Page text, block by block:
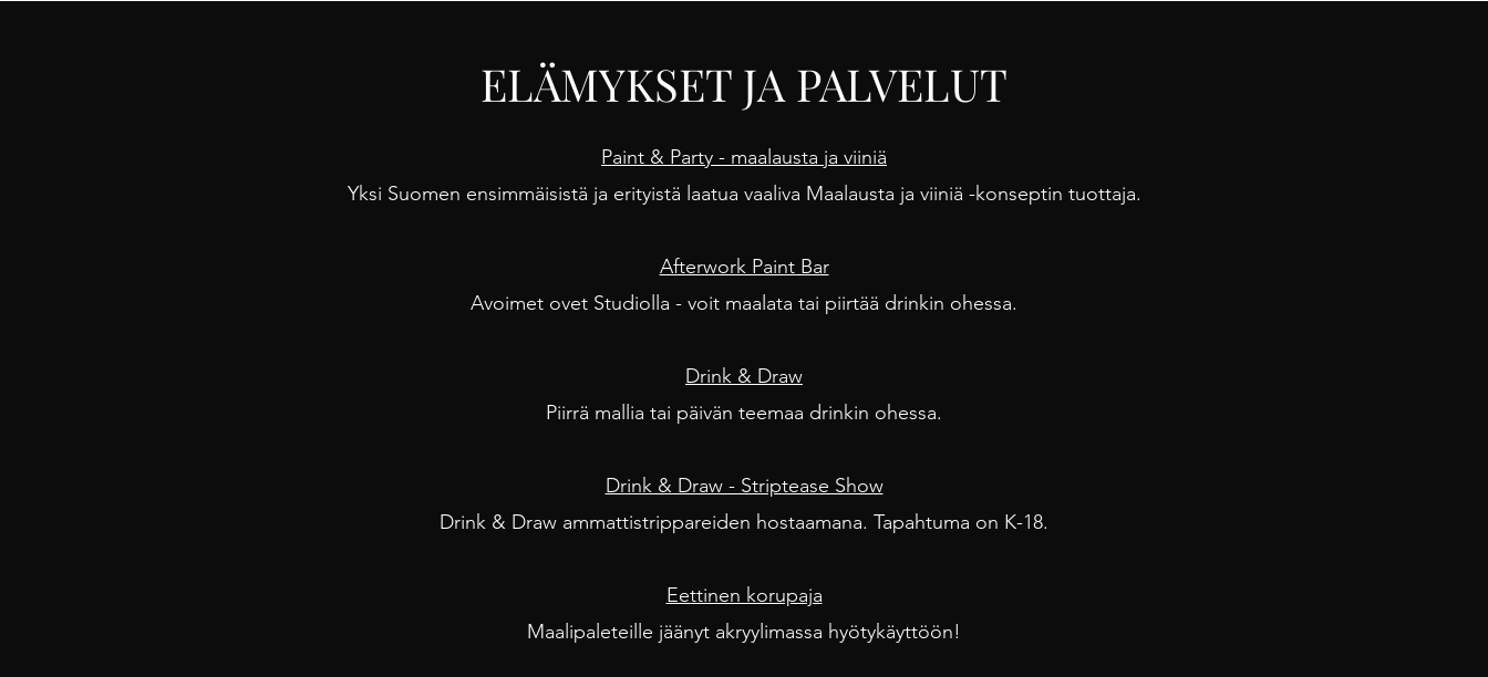
ELÄMYKSET JA PALVELUT
Paint & Party - maalausta ja viiniä
Yksi Suomen ensimmäisistä ja erityistä laatua vaaliva Maalausta ja viiniä -konseptin tuottaja.
Afterwork Paint Bar
Avoimet ovet Studiolla - voit maalata tai piirtää drinkin ohessa.
Drink & Draw
Piirrä mallia tai päivän teemaa drinkin ohessa.
Drink & Draw - Striptease Show
Drink & Draw ammattistrippareiden hostaamana. Tapahtuma on K-18.
Eettinen korupaja
Maalipaleteille jäänyt akryylimassa hyötykäyttöön!